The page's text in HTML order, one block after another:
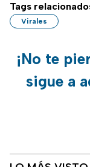
Tags
Virales
¡No te
sigue a